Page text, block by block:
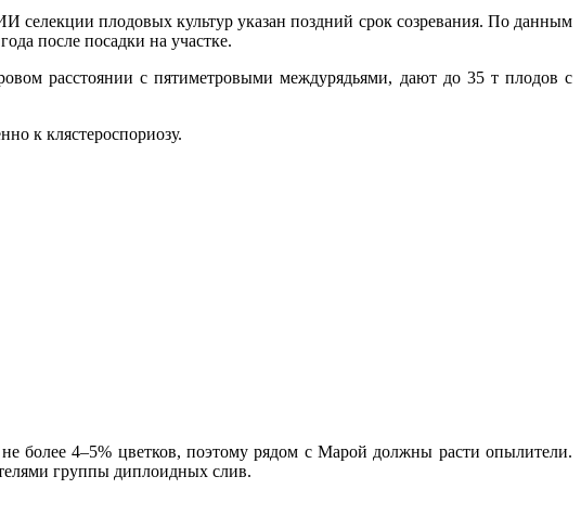
селекции плодовых культур указан поздний срок созревания. По данным
после посадки на участке.
расстоянии с пятиметровыми междурядьями, дают до 35 т плодов с
к клястероспориозу.
более 4–5% цветков, поэтому рядом с Марой должны расти опылители.
группы диплоидных слив.